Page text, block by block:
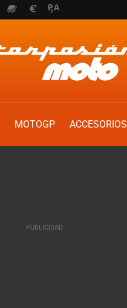
MOTOGP ACCESORIOS